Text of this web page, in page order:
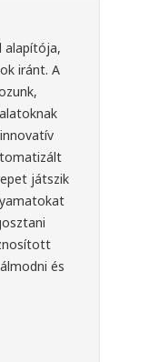
alapítója,
iránt. A
játszik
és